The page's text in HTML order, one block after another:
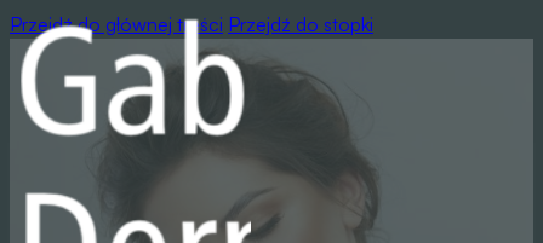
Przejdź do głównej treści Przejdź do stopki